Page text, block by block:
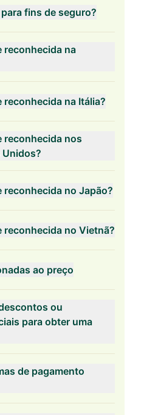
fins de seguro?
reconhecida na
reconhecida na Itália?
reconhecida nos
Unidos?
reconhecida no Japão?
reconhecida no Vietnã?
ao preço
ou
para obter uma
de pagamento